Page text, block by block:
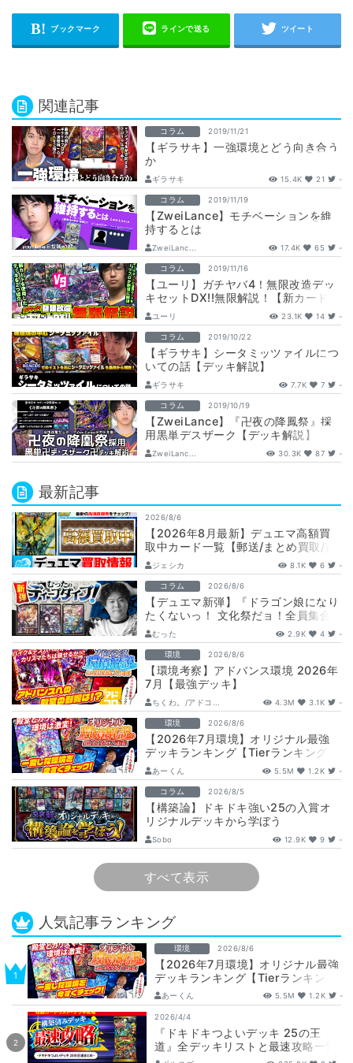
関連記事
コラム 2019/11/21
【ギラサキ】一強環境とどう向き合う
か
ギラサキ 15.4K 21 -
コラム 2019/11/19
【ZweiLance】モチベーションを維
持するとは
ZweiLanc... 17.4K 65 -
コラム 2019/11/16
【ユーリ】ガチヤバ4！無限改造デッ
キセットDX!!無限解説！【新カード解
説】
ユーリ 23.1K 14 -
コラム 2019/10/22
【ギラサキ】シータミッツァイルにつ
いての話【デッキ解説】
ギラサキ 7.7K 7 -
コラム 2019/10/19
【ZweiLance】『卍夜の降鳳祭』採
用黒単デスザーク【デッキ解説】
ZweiLanc... 30.3K 87 -
最新記事
2026/8/6
【2026年8月最新】デュエマ高額買
取中カード一覧【郵送/まとめ買取/買
取表/相場/金トレジャー】
ジェシカ 8.1K 6 -
コラム 2026/8/6
【デュエマ新弾】『ドラゴン娘になり
たくないっ！ 文化祭だョ！全員集合!!
ドラ娘100％パック』注目カードまと
め…
むった 2.9K 4 -
環境 2026/8/6
【環境考察】アドバンス環境 2026年
7月【最強デッキ】
ちくわ。/アドコ... 4.3M 3.1K -
環境 2026/8/6
【2026年7月環境】オリジナル最強
デッキランキング【Tierランキング】
あーくん 5.5M 1.2K -
コラム 2026/8/5
【構築論】ドキドキ強い25の入賞オ
リジナルデッキから学ぼう
【DuelMastersMemory5日目】
Sobo 12.9K 9 -
すべて表示
人気記事ランキング
環境 2026/8/6
【2026年7月環境】オリジナル最強
デッキランキング【Tierランキン
グ】
あーくん 5.5M 1.2K -
2026/4/4
『ドキドキつよいデッキ 25の王
道』全デッキリストと最速攻略一覧
【DM26-SD1】